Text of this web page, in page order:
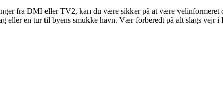
fra DMI eller TV2, kan du være sikker på at være velinformeret
eller en tur til byens smukke havn. Vær forberedt på alt slags